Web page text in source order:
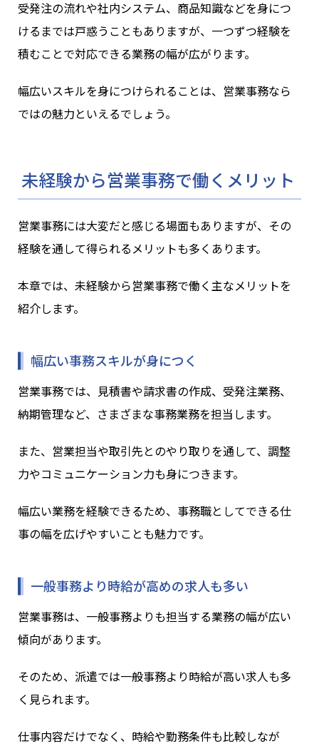
受発注の流れや社内システム、商品知識などを身につ
けるまでは戸惑うこともありますが、一つずつ経験を
積むことで対応できる業務の幅が広がります。
幅広いスキルを身につけられることは、営業事務なら
ではの魅力といえるでしょう。
未経験から営業事務で働くメリット
営業事務には大変だと感じる場面もありますが、その
経験を通して得られるメリットも多くあります。
本章では、未経験から営業事務で働く主なメリットを
紹介します。
幅広い事務スキルが身につく
営業事務では、見積書や請求書の作成、受発注業務、
納期管理など、さまざまな事務業務を担当します。
また、営業担当や取引先とのやり取りを通して、調整
力やコミュニケーション力も身につきます。
幅広い業務を経験できるため、事務職としてできる仕
事の幅を広げやすいことも魅力です。
一般事務より時給が高めの求人も多い
営業事務は、一般事務よりも担当する業務の幅が広い
傾向があります。
そのため、派遣では一般事務より時給が高い求人も多
く見られます。
仕事内容だけでなく、時給や勤務条件も比較しなが